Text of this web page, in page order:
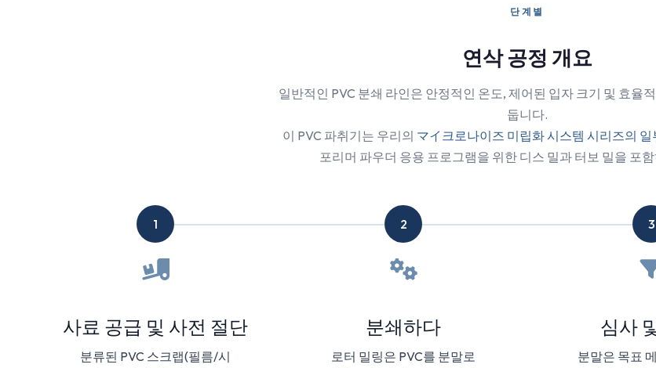
단계별
연삭 공정 개요
일반적인 PVC 분쇄 라인은 안정적인 온도, 제어된 입자 크기 및 효율
둡니다.
이 PVC 파취기는 우리의 マイ크로나이즈 미립화 시스템 시리즈의
포리머 파우더 응용 프로그램을 위한 디스 밀과 터보 밀을 포
1
사료 공급 및 사전 절단
분류된 PVC 스크랩(필름/시
2
분쇄하다
로터 밀링은 PVC를 분말로
3
심사
분말은 목표